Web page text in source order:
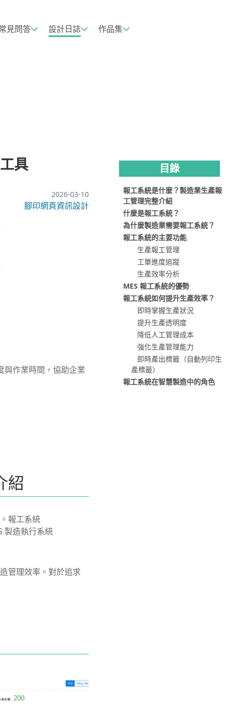
見問答 設計日誌 作品集
具
2026-03-10
腳印網頁資訊設計
與作業時間，協助企業
紹
報工系統
製造執行系統
管理效率。對於追求
目錄
報工系統是什麼？製造業生產報
工管理完整介紹
什麼是報工系統？
為什麼製造業需要報工系統？
報工系統的主要功能
生產報工管理
工單進度追蹤
生產效率分析
MES 報工系統的優勢
報工系統如何提升生產效率？
即時掌握生產狀況
提升生產透明度
降低人工管理成本
強化生產管理能力
即時產出標籤（自動列印生
產標籤）
報工系統在智慧製造中的角色